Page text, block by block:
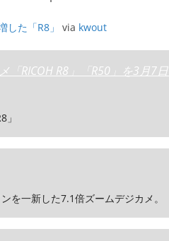
した「R8」 via kwout
RICOH R8」「R50」を3月7
を一新した7.1倍ズームデジカメ。